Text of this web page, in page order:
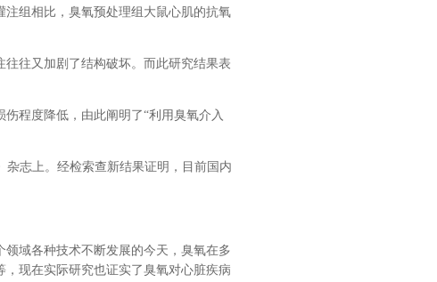
组相比，臭氧预处理组大鼠心肌的抗氧
往又加剧了结构破坏。而此研究结果表
程度降低，由此阐明了“利用臭氧介入
杂志上。经检索查新结果证明，目前国内
域各种技术不断发展的今天，臭氧在多
现在实际研究也证实了臭氧对心脏疾病